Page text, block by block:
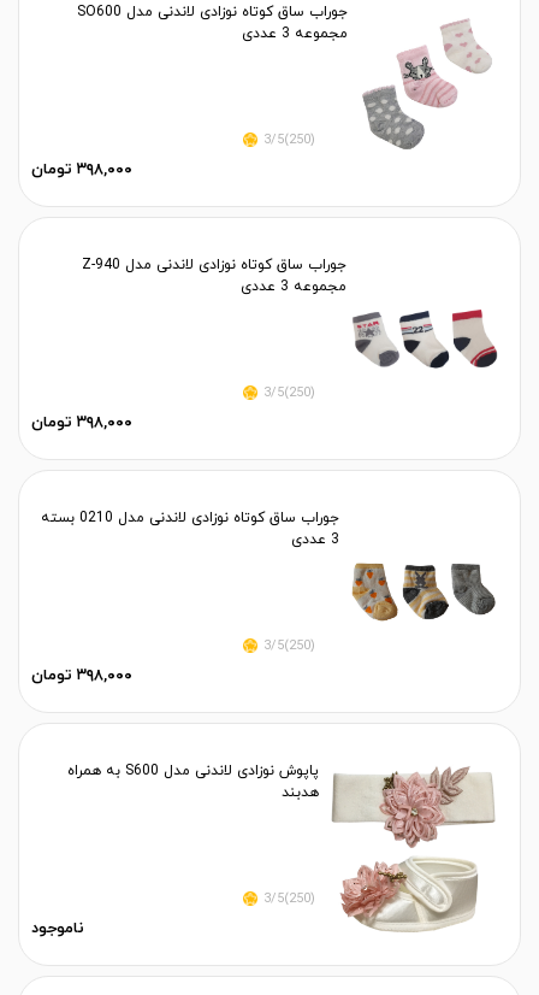
جوراب ساق کوتاه نوزادی لاندنی مدل SO600
مجموعه 3 عددی
(250)3/5
۳۹۸,۰۰۰ تومان
جوراب ساق کوتاه نوزادی لاندنی مدل Z-940
مجموعه 3 عددی
(250)3/5
۳۹۸,۰۰۰ تومان
جوراب ساق کوتاه نوزادی لاندنی مدل 0210 بسته
3 عددی
(250)3/5
۳۹۸,۰۰۰ تومان
پاپوش نوزادی لاندنی مدل S600 به همراه
هدبند
(250)3/5
ناموجود